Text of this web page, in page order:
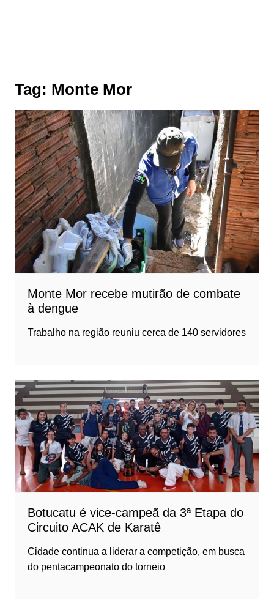
Tag: Monte Mor
Monte Mor recebe mutirão de combate
à dengue
Trabalho na região reuniu cerca de 140 servidores
Botucatu é vice-campeã da 3ª Etapa do
Circuito ACAK de Karatê
Cidade continua a liderar a competição, em busca
do pentacampeonato do torneio